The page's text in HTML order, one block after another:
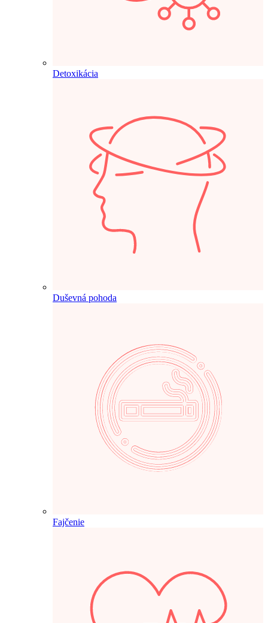
Detoxikácia
Duševná pohoda
Fajčenie